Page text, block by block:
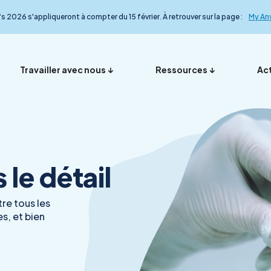
2026 s'appliqueront à compter du 15 février. À retrouver sur la page : My
L’équipe
Nos
Travailler avec nous
France
My Anydiag
Ressources
Nos
le détail
le détail
tous les
et bien